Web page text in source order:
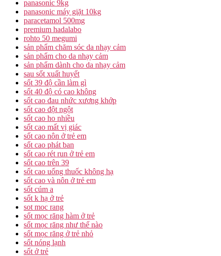
panasonic 9kg
panasonic máy giặt 10kg
paracetamol 500mg
premium hadalabo
rohto 50 megumi
sản phẩm chăm sóc da nhạy cảm
sản phẩm cho da nhạy cảm
sản phẩm dành cho da nhạy cảm
sau sốt xuất huyết
sốt 39 độ cần làm gì
sốt 40 độ có cao không
sốt cao đau nhức xương khớp
sốt cao đột ngột
sốt cao ho nhiều
sốt cao mất vị giác
sốt cao nôn ở trẻ em
sốt cao phát ban
sốt cao rét run ở trẻ em
sốt cao trên 39
sốt cao uống thuốc không hạ
sốt cao và nôn ở trẻ em
sốt cúm a
sốt k hạ ở trẻ
sot moc rang
sốt mọc răng hàm ở trẻ
sốt mọc răng như thế nào
sốt mọc răng ở trẻ nhỏ
sốt nóng lạnh
sốt ở trẻ